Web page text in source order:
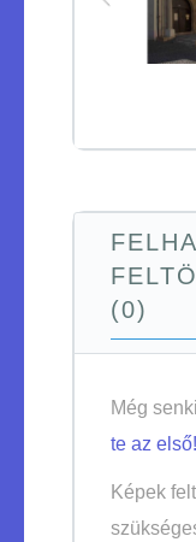
(0)
Még
te az első!
Képek